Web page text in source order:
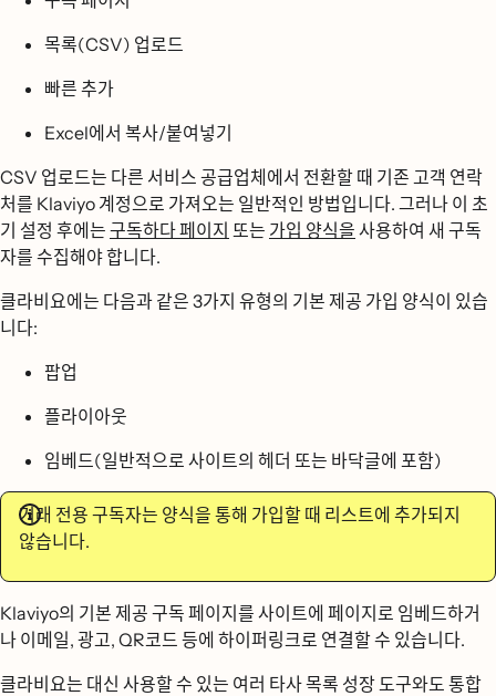
목록(CSV) 업로드
빠른 추가
Excel에서 복사/붙여넣기
CSV 업로드는 다른 서비스 공급업체에서 전환할 때 기존 고객 연락
처를 Klaviyo 계정으로 가져오는 일반적인 방법입니다. 그러나 이 초
기 설정 후에는 구독하다 페이지 또는 가입 양식을 사용하여 새 구독
자를 수집해야 합니다.
클라비요에는 다음과 같은 3가지 유형의 기본 제공 가입 양식이 있습
니다:
팝업
플라이아웃
임베드(일반적으로 사이트의 헤더 또는 바닥글에 포함)
거래 전용 구독자는 양식을 통해 가입할 때 리스트에 추가되지
않습니다.
Klaviyo의 기본 제공 구독 페이지를 사이트에 페이지로 임베드하거
나 이메일, 광고, QR코드 등에 하이퍼링크로 연결할 수 있습니다.
클라비요는 대신 사용할 수 있는 여러 타사 목록 성장 도구와도 통합